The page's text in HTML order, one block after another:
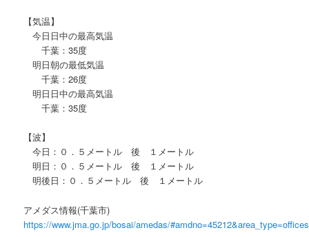
【気温】
今日日中の最高気温
千葉：35度
明日朝の最低気温
千葉：26度
明日日中の最高気温
千葉：35度
【波】
今日：０．５メートル 後 １メートル
明日：０．５メートル 後 １メートル
明後日：０．５メートル 後 １メートル
アメダス情報(千葉市)
https://www.jma.go.jp/bosai/amedas/